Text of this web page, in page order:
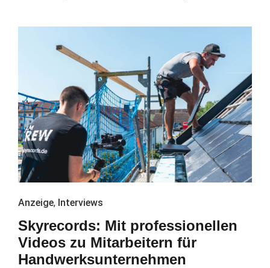
Anzeige, Interviews
Skyrecords: Mit professionellen
Videos zu Mitarbeitern für
Handwerksunternehmen